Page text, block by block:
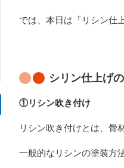
では、本日は「リシン仕
シリン仕上げ
①リシン吹き付け
リシン吹き付けとは、 骨
一般的なリシンの塗装方